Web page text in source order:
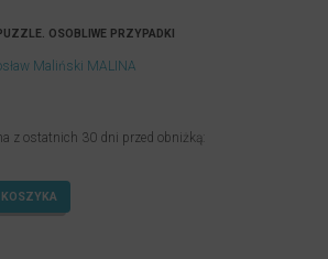
OSOBLIWE PRZYPADKI
Maliński MALINA
z ostatnich 30 dni przed obniżką: